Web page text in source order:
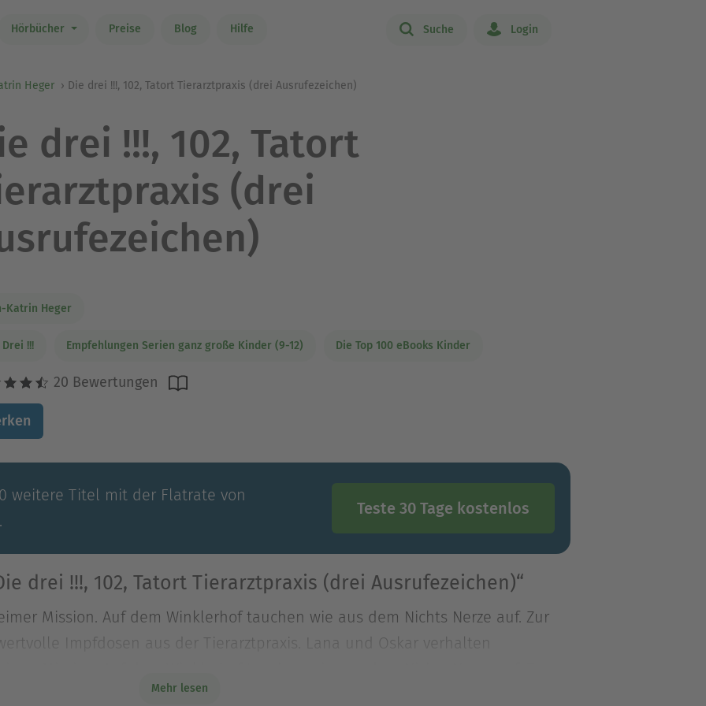
Hörbücher Preise Blog Hilfe Suche Login
Heger Die drei !!!, 102, Tatort Tierarztpraxis (drei Ausrufezeichen)
drei !!!, 102, Tatort
(drei
Katrin Heger
Drei !!! Empfehlungen Serien ganz große Kinder (9-12) Die Top 100 eBooks Kinder
20 Bewertungen
weitere Titel mit der Flatrate von
Teste 30 Tage kostenlos
drei !!!, 102, Tatort Tierarztpraxis (drei Ausrufezeichen)“
Mission. Auf dem Winklerhof tauchen wie aus dem Nichts Nerze auf. Zur
Impfdosen aus der Tierarztpraxis. Lana und Oskar verhalten
Impfdosen aus der Tierarztpraxis. Lana und Oskar verhalten sich
Mehr lesen